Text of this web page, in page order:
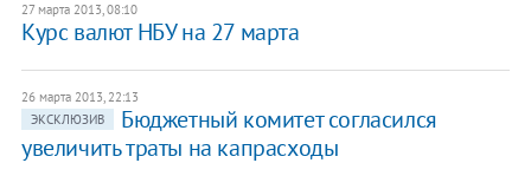
27 марта 2013, 08:10
Курс валют НБУ на 27 марта
26 марта 2013, 22:13
ЭКСКЛЮЗИВ
Бюджетный комитет согласился
увеличить траты на капрасходы